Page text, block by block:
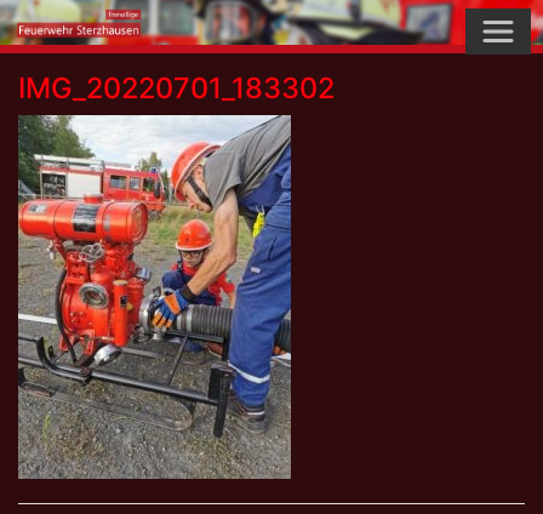
Skip
to
content
IMG_20220701_183302